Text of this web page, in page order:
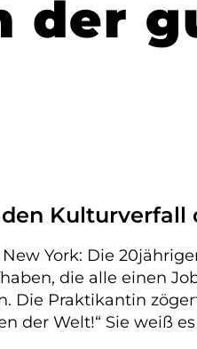
der
Kulturverfall
York: Die
die alle einen
Die Praktikantin
der Welt!“ Sie weiß